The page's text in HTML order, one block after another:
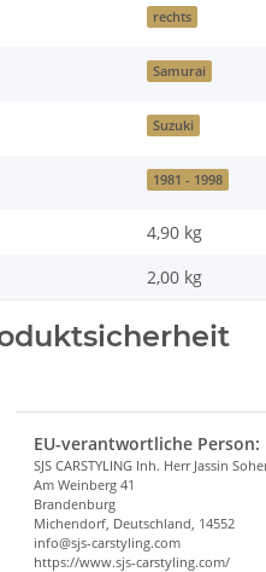
rechts
Samurai
Suzuki
1981 - 1998
4,90 kg
2,00 kg
EU-verantwortliche Person:
SJS CARSTYLING Inh. Herr Jassin
Am Weinberg 41
Brandenburg
Michendorf, Deutschland, 14552
info@sjs-carstyling.com
https://www.sjs-carstyling.com/